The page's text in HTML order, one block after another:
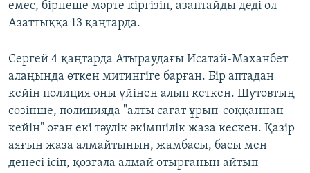
емес, бірнеше мәрте кіргізіп, азаптайды деді ол
Азаттыққа 13 қаңтарда.
Сергей 4 қаңтарда Атыраудағы Исатай-Маханбет
алаңында өткен митингіге барған. Бір аптадан
кейін полиция оны үйінен алып кеткен. Шутовтың
сөзінше, полицияда "алты сағат ұрып-соққаннан
кейін" оған екі тәулік әкімшілік жаза кескен. Қазір
аяғын жаза алмайтынын, жамбасы, басы мен
денесі ісіп, қозғала алмай отырғанын айтып